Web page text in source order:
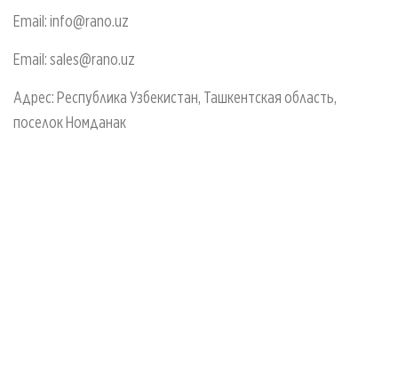
Email:info@rano.uz
Email:sales@rano.uz
Адрес: Республика Узбекистан, Ташкентская область,
поселок Номданак